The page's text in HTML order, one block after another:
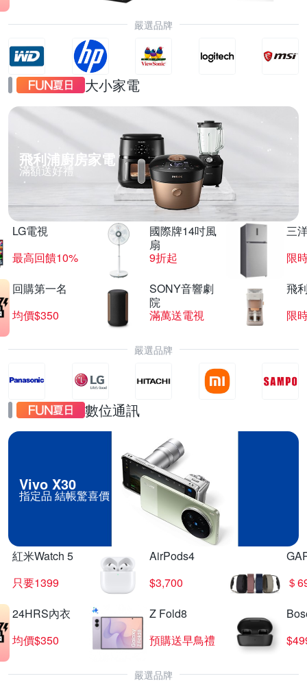
嚴選品牌
大小家電
飛利浦廚房家電
滿額送好禮
LG電視
最高回饋10%
國際牌14吋風
扇
9折起
三
限
回購第一名
均價$350
SONY音響劇
院
滿萬送電視
飛
限
嚴選品牌
數位通訊
Vivo X30
指定品 結帳驚喜價
紅米Watch 5
只要1399
AirPods4
$3,700
＄
24HRS內衣
均價$350
Z Fold8
預購送早鳥禮
嚴選品牌